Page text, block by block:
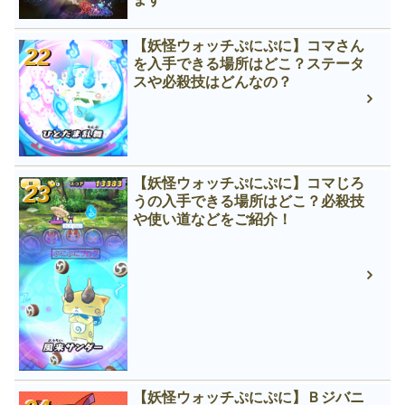
【妖怪ウォッチぷにぷに】コマさん
を入手できる場所はどこ？ステータ
スや必殺技はどんなの？
【妖怪ウォッチぷにぷに】コマじろ
うの入手できる場所はどこ？必殺技
や使い道などをご紹介！
【妖怪ウォッチぷにぷに】Ｂジバニ